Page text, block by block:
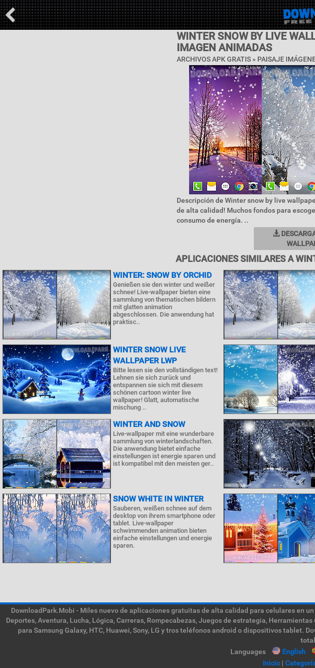
WINTER SNOW BY LIVE
IMAGEN ANIMADAS
ARCHIVOS APK GRATIS » PAISAJE
Descripción de Winter snow by live
de alta calidad! Muchos fondos para
consumo de energía. ..
APLICACIONES SIMILARES A
WINTER: SNOW BY ORCHID
Genießen sie den winter und weißer
schnee! Live-wallpaper bieten eine
sammlung von thematischen bildern
mit glatten animation
abgeschlossen. Die anwendung hat
praktisc..
WINTER SNOW LIVE
WALLPAPER LWP
Bitte lesen sie den vollständigen text!
Lehnen sie sich zurück und
entspannen sie sich mit diesem
schönen cartoon winter live
wallpaper! Glatt, automatische
mischung ..
WINTER AND SNOW
Live-wallpaper mit eine wunderbare
sammlung von winterlandschaften.
Die anwendung bietet einfache
einstellungen ist energie sparen und
ist kompatibel mit den meisten ger..
SNOW WHITE IN WINTER
Sauberen, weißen schnee auf dem
desktop von ihrem smartphone oder
tablet. Live-wallpaper
schwimmenden animation bieten
einfache einstellungen und energie
sparen.
DownloadPark.Mobi - Miles nuevo de aplicaciones gratuitas de alta calidad para celulares en
Deportes, Aventura, Lucha, Lógica, Carreras, Rompecabezas, Juegos de estrategia,
para Samsung Galaxy, HTC, Huawei, Sony, LG y tros teléfonos android o dispositivos
Languages
English
Inicio |